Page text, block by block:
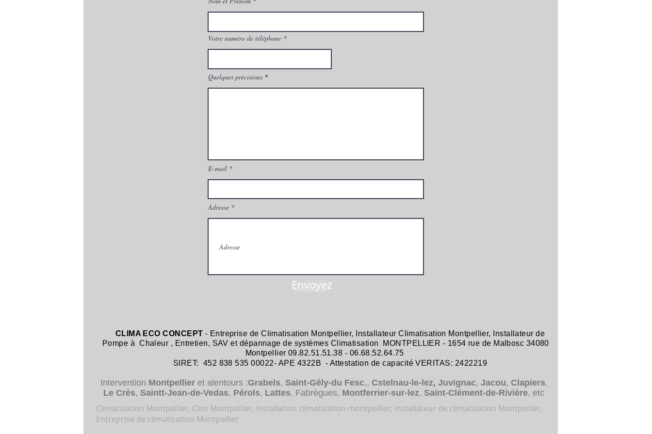
Votre numéro de téléphone
Quelques précisions
E-mail
Adresse
Envoyez
CLIMA ECO CONCEPT - Entreprise deClimatisation Montpellier, Installateur Climatisation Montpellier,
Installateur de
Pompe à Chaleur , Entretien, SAV et dépannage de systèmes Climatisation MONTPELLIER - 1654 rue de Malbosc 34080
Montpellier 09.82.51.51.38 - 06.68.52.64.75
SIRET: 452 838 535 00022- APE 4322B - Attestation de capacité VERITAS: 2422219
Intervention Montpellieret alentours :Grabels, Saint-Gély-du Fesc,, Cstelnau-le-lez, Juvignac, Jacou, Clapiers,
Le Crès, Saintt-Jean-de-Vedas, Pérols, Lattes, Fabrègues, Montferrier-sur-lez, Saint-Clément-de-Rivière, etc
Climatisation Montpellier, Clim Montpellier, Installation climatisation montpellier; installateur de climatisation Montpellier,
Entreprise de climatisation Montpellier